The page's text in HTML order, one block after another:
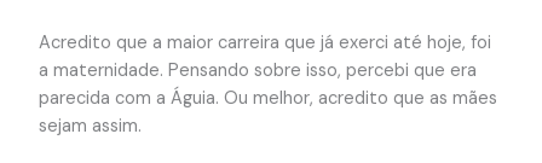
Acredito que a maior carreira que já exerci até hoje, foi
a maternidade. Pensando sobre isso, percebi que era
parecida com a Águia. Ou melhor, acredito que as mães
sejam assim.